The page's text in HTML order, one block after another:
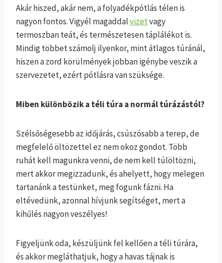
Akár hiszed, akár nem, a folyadékpótlás télen is
nagyon fontos. Vigyél magaddalvizetvagy
termoszban teát, és természetesen táplálékot is.
Mindig többet számolj ilyenkor, mint átlagos túránál,
hiszen a zord körülmények jobban igénybe veszik a
szervezetet, ezért pótlásra van szüksége.
Miben különbözik a téli túra a normál túrázástól?
Szélsőségesebb az időjárás, csúszósabb a terep, de
megfelelő öltözettel ez nem okoz gondot. Több
ruhát kell magunkra venni, de nem kell túlöltözni,
mert akkor megizzadunk, és ahelyett, hogy melegen
tartanánk a testünket, meg fogunk fázni. Ha
eltévedünk, azonnal hívjunk segítséget, mert a
kihűlés nagyon veszélyes!
Figyeljünk oda, készüljünk fel kellően a téli túrára,
és akkor megláthatjuk, hogy a havas tájnak is